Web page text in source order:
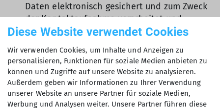
Daten elektronisch gesichert und zum Zweck
der Kontaktaufnahme verarbeitet und
genutzt werden. Mir ist bekannt, dass ich
kann. *
Mit (*) markierte Felder
sind Pflichtfelder
Absenden
Diese Website verwendet Cookies
Wir verwenden Cookies, um Inhalte und Anzeigen zu
personalisieren, Funktionen für soziale Medien anbieten zu
können und Zugriffe auf unsere Website zu analysieren.
Außerdem geben wir Informationen zu Ihrer Verwendung
unserer Website an unsere Partner für soziale Medien,
Werbung und Analysen weiter. Unsere Partner führen diese